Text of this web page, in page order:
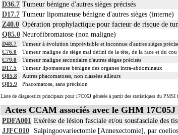
D36.7 Tumeur bénigne d'autres sièges précisés
D17.7 Tumeur lipomateuse bénigne d'autres sièges (interne)
Z40.0 Opération prophylactique pour facteur de risque de
Q85.0 Neurofibromatose (non maligne)
D48.7
Tumeur à évolution imprévisible et inconnue d'autres sièges
C76.0
Tumeur maligne de siège mal défini de la tête, de la face et du cou
C79.8
Tumeur maligne secondaire d'autres sièges précisés
D17.5
Tumeur lipomateuse bénigne des organes intra-abdominaux
Q85.8
Autres phacomatoses, non classées ailleurs
Q85.9
Phacomatose, sans précision
Liste de diagnostics principaux pour 17C05J générée à partir des statistiques du PMSI
Actes CCAM associés avec le GHM 17C05J
PDFA001 Exérèse de lésion fasciale et/ou sousfasciale des
JJFC010
Salpingoovariectomie [Annexectomie], par